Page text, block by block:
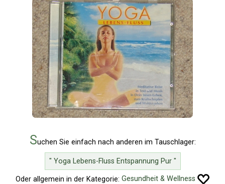
Suchen Sie einfach nach anderen im Tauschlager:
" Yoga Lebens-Fluss Entspannung Pur "
Oder allgemein in der Kategorie: Gesundheit & Wellness